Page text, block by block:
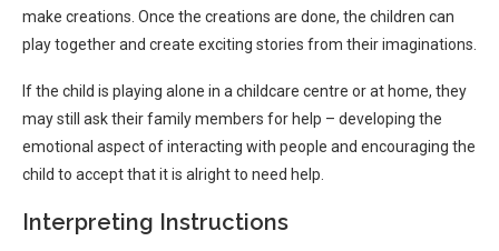
make creations. Once the creations are done, the children can
play together and create exciting stories from their imaginations.
If the child is playing alone in a childcare centre or at home, they
may still ask their family members for help – developing the
emotional aspect of interacting with people and encouraging the
child to accept that it is alright to need help.
Interpreting Instructions